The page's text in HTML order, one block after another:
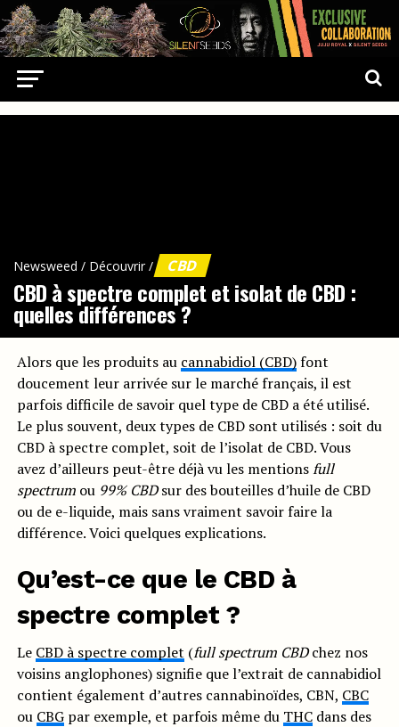
Newsweed / Découvrir / CBD
CBD à spectre complet et isolat de CBD :
quelles différences ?
Alors que les produits au cannabidiol (CBD)font
doucement leur arrivée sur le marché français, il est
parfois difficile de savoir quel type de CBD a été utilisé.
Le plus souvent, deux types de CBD sont utilisés : soit du
CBD à spectre complet, soit de l’isolat de CBD. Vous
avez d’ailleurs peut-être déjà vu les mentionsfull
spectrumou 99% CBDsur des bouteilles d’huile de CBD
ou de e-liquide, mais sans vraiment savoir faire la
différence. Voici quelques explications.
Qu’est-ce que le CBD à
spectre complet ?
Le CBD à spectre complet (full spectrum CBDchez nos
voisins anglophones) signifie que l’extrait de cannabidiol
contient également d’autres cannabinoïdes, CBN, CBC
ou CBGpar exemple, et parfois même du THCdans des